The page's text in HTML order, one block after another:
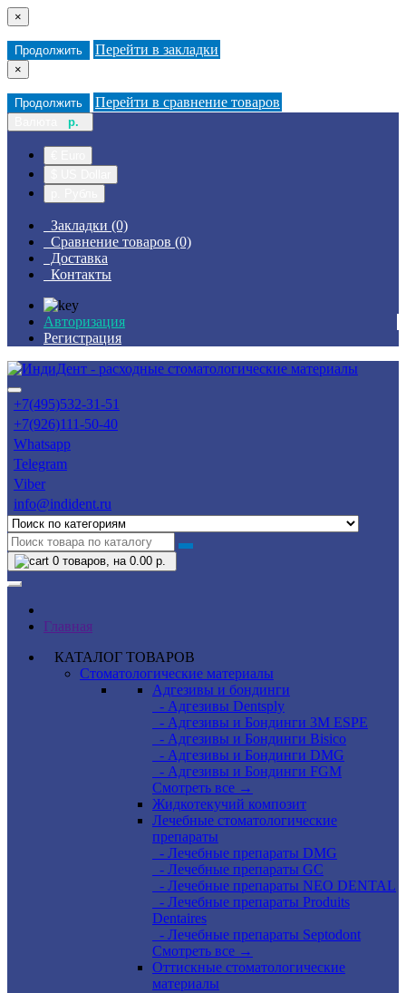
×
Продолжить Перейти в закладки
×
Продолжить Перейти в сравнение товаров
р.
Закладки (0)
Сравнение товаров (0)
Доставка
Контакты
Авторизация
Регистрация
+7(495)532-31-51
+7(926)111-50-40
Whatsapp
Telegram
Viber
info@indident.ru
0 товаров, на 0.00 р.
Главная
КАТАЛОГ ТОВАРОВ
Стоматологические материалы
Адгезивы и бондинги
- Адгезивы Dentsply
- Адгезивы и Бондинги 3M ESPE
- Адгезивы и Бондинги Bisico
- Адгезивы и Бондинги DMG
- Адгезивы и Бондинги FGM
Смотреть все →
Жидкотекучий композит
Лечебные стоматологические
препараты
- Лечебные препараты DMG
- Лечебные препараты GC
- Лечебные препараты NEO DENTAL
- Лечебные препараты Produits
Dentaires
- Лечебные препараты Septodont
Смотреть все →
Оттискные стоматологические
материалы